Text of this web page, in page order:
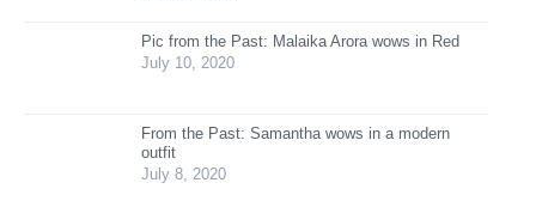
Pic from the Past: Malaika Arora wows in Red
July 10, 2020
From the Past: Samantha wows in a modern
outfit
July 8, 2020